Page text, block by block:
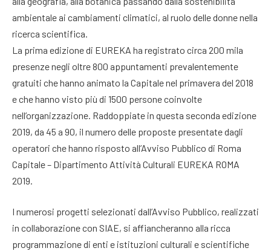
ambientale ai cambiamenti climatici, al ruolo delle donne nella
ricerca scientifica.
La prima edizione di EUREKA ha registrato circa 200 mila
presenze negli oltre 800 appuntamenti prevalentemente
gratuiti che hanno animato la Capitale nel primavera del 2018
e che hanno visto più di 1500 persone coinvolte
nell’organizzazione. Raddoppiate in questa seconda edizione
2019, da 45 a 90, il numero delle proposte presentate dagli
operatori che hanno risposto all’Avviso Pubblico di Roma
Capitale – Dipartimento Attività Culturali EUREKA ROMA
2019.
I numerosi progetti selezionati dall’Avviso Pubblico, realizzati
in collaborazione con SIAE, si affiancheranno alla ricca
programmazione di enti e istituzioni culturali e scientifiche